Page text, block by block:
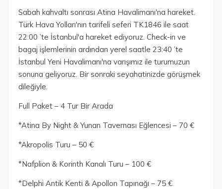
Sabah kahvaltı sonrası Atina Havalimanı'na hareket.
Türk Hava Yolları'nın tarifeli seferi TK1846 ile saat
22:00 ’te İstanbul'a hareket ediyoruz. Check-in ve
bagaj işlemlerinin ardından yerel saatle 23:40 ’te
İstanbul Yeni Havalimanı'na varışımız ile turumuzun
sonuna geliyoruz. Bir sonraki seyahatinizde görüşmek
dileğiyle.
Full Paket – 4 Tur Bir Arada
*Atina By Night & Yunan Tavernası Eğlencesi – 70 €
*Akropolis Turu – 50 €
*Nafplion & Korinth Kanalı Turu – 100 €
*Delphi Antik Kenti & Apollon Tapınağı – 75 €